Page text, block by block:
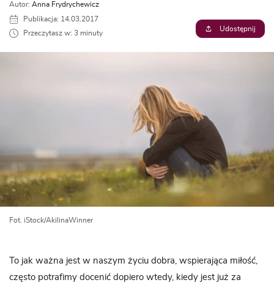
Autor: Anna Frydrychewicz
Publikacja: 14.03.2017
Przeczytasz w: 3 minuty
Udostępnij
Fot. iStock/AkilinaWinner
To jak ważna jest w naszym życiu dobra, wspierająca miłość,
często potrafimy docenić dopiero wtedy, kiedy jest już za